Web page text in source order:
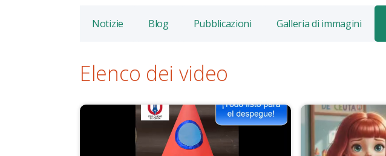
Notizie Blog Pubblicazioni Galleria di immagini
Elenco dei video